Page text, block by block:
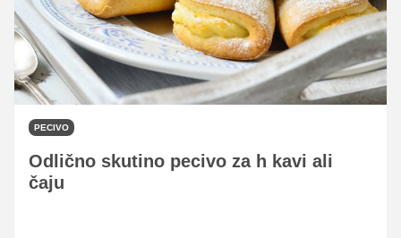
PECIVO
Odlično skutino pecivo za h kavi ali
čaju